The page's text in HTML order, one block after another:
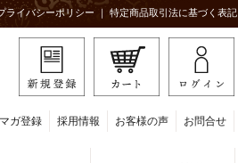
ライバシーポリシー ｜ 特定商品取引法に基づく表記
ガ登録 採用情報 お客様の声 お問合せ